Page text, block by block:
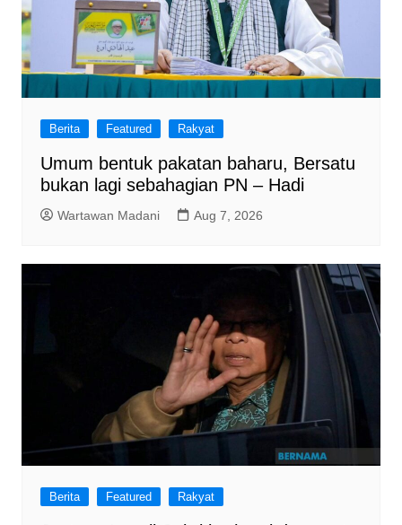
Berita Featured Rakyat
Umum bentuk pakatan baharu, Bersatu
bukan lagi sebahagian PN – Hadi
Wartawan Madani Aug 7, 2026
Berita Featured Rakyat